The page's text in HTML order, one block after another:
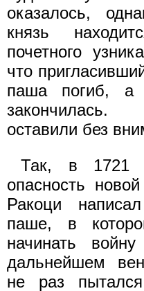
оказалось,
князь
почетного
что
паша погиб, а
оставили без
Так, в 1721
опасность
Ракоци
паше, в
начинать
дальнейшем
не раз